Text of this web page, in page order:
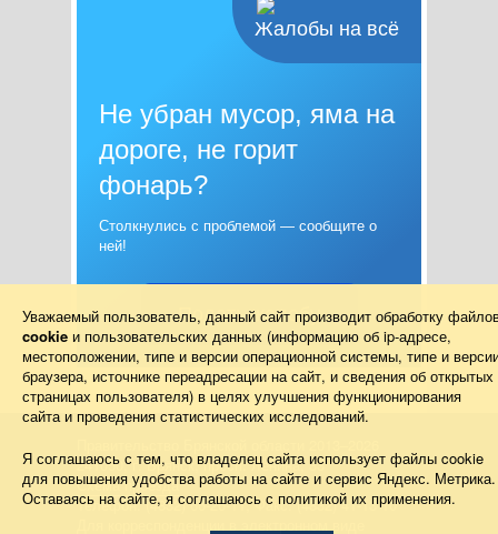
Жалобы на всё
Не убран мусор, яма на
дороге, не горит
фонарь?
Столкнулись с проблемой — сообщите о
ней!
Подать жалобу
241050, г. Брянск, просп. Ленина, 33
Схема проезда
Телефон: (4832) 66-26-11, Факс: (4832) 41-13-10
Уважаемый пользователь, данный сайт производит обработку
cookie и пользовательских данных (информацию об ip-адресе,
местоположении, типе и версии операционной системы, типе и
браузера, источнике переадресации на сайт, и сведения об открытых
страницах пользователя) в целях улучшения функционирования
сайта и проведения статистических исследований.
Я соглашаюсь с тем, что владелец сайта использует файлы cookie
для повышения удобства работы на сайте и сервис Яндекс. Метрика.
Оставаясь на сайте, я соглашаюсь с политикой их применения.